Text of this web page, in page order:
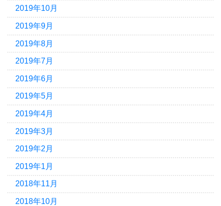
2019年10月
2019年9月
2019年8月
2019年7月
2019年6月
2019年5月
2019年4月
2019年3月
2019年2月
2019年1月
2018年11月
2018年10月